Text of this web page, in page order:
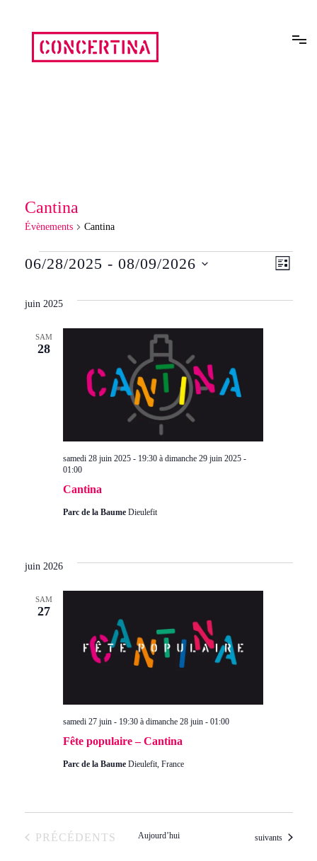
contenu
Cantina
Évènements Cantina
Évènements
par
LISTE
06/28/2025 - 08/09/2026
date.
juin 2025
SAM
28
Cantina
samedi 28 juin 2025 - 19:30à dimanche 29 juin 2025 -
01:00
Parc de la Baume Dieulefit
juin 2026
SAM
27
Fête populaire – Cantina
samedi 27 juin - 19:30à dimanche 28 juin - 01:00
Parc de la Baume Dieulefit, France
ÉVÈNEMENTS
PRÉCÉDENTS Aujourd’hui Évènements
suivants